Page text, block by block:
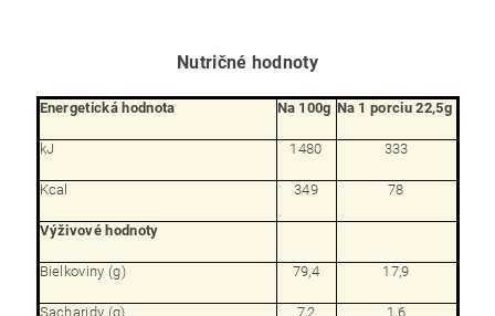
Nutričné hodnoty
Energetická hodnota Na 100g Na 1 porciu 22,5g
kJ 1480 333
Kcal 349 78
Výživové hodnoty
Bielkoviny (g) 79,4 17,9
Sacharidy (g) 7,2 1,6